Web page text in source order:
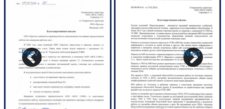
Prev Next